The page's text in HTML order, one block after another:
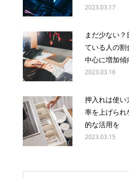
2023.03.17
まだ少ない？
ている人の割
中心に増加傾
2023.03.16
押入れは使い
率を上げられ
的な活用を
2023.03.15